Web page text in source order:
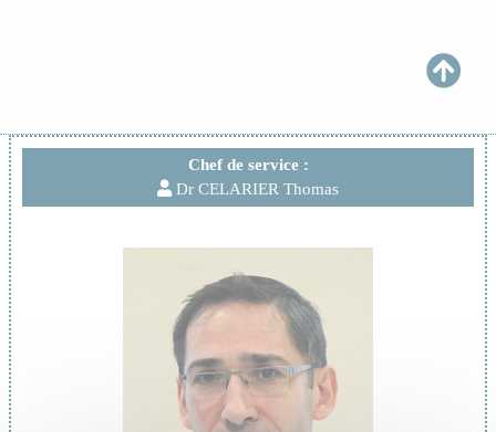
Chef de service :
Dr CELARIER Thomas